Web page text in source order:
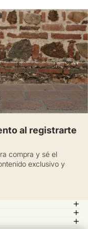
al registrarte
compra y sé el
exclusivo y